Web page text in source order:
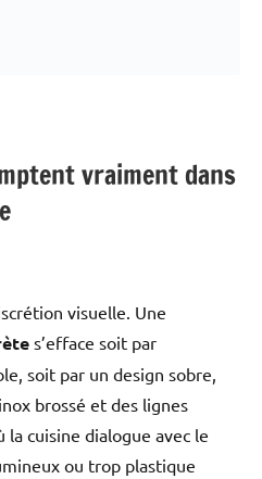
vraiment dans
visuelle. Une
s’efface soit par
soit par un design sobre,
brossé et des lignes
la cuisine dialogue avec le
ou trop plastique